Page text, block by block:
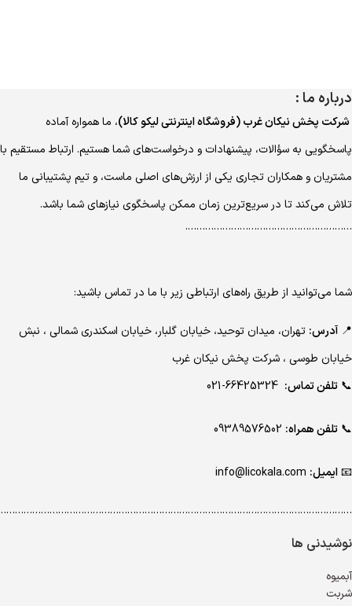
درباره ما :
شرکت پخش نیکان غرب (فروشگاه اینترنتی لیکو کالا)، ما همواره آماده
پاسخگویی به سؤالات، پیشنهادات و درخواست‌های شما هستیم. ارتباط مستقیم با
مشتریان و همکاران تجاری یکی از ارزش‌های اصلی ماست، و تیم پشتیبانی ما
تلاش می‌کند تا در سریع‌ترین زمان ممکن پاسخگوی نیازهای شما باشد.
………………………………………………….
شما می‌توانید از طریق راه‌های ارتباطی زیر با ما در تماس باشید:
📍 آدرس: تهران، میدان توحید، خیابان گلبار، خیابان اسکندری شمالی ، نبش
خیابان طوسی ، شرکت پخش نیکان غرب
📞 تلفن تماس:
📞 تلفن همراه:
📧ایمیل:
نوشیدنی ها
آبمیوه
شربت